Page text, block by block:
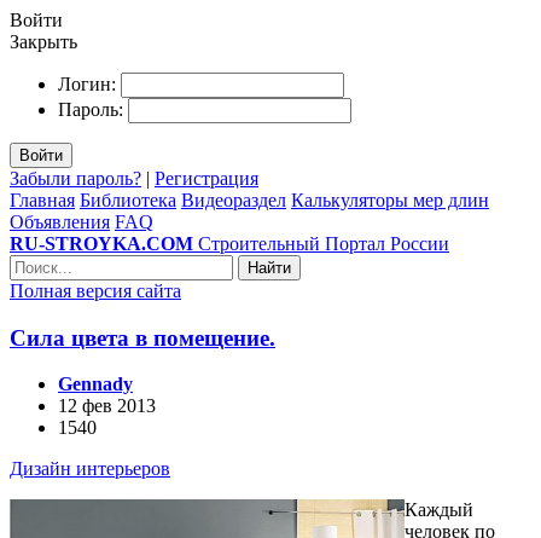
Войти
Закрыть
Логин:
Пароль:
Войти
Забыли пароль? | Регистрация
Главная Библиотека Видеораздел Калькуляторы мер длин
Объявления FAQ
RU-STROYKA.COM Строительный Портал России
Найти
Полная версия сайта
Сила цвета в помещение.
Gennady
12 фев 2013
1540
Дизайн интерьеров
Каждый
человек по